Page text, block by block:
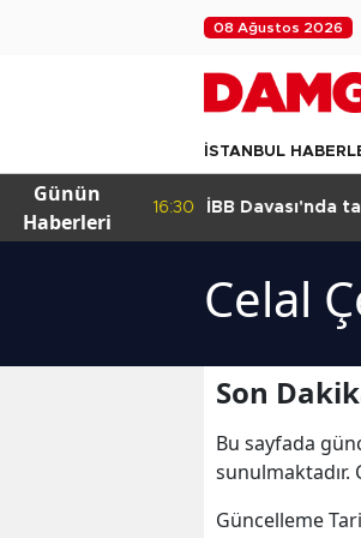
08 Ağustos 2026
İSTANBUL
Günün
Haberleri
16:30 İBB Davası'nda
Celal
Son
Bu sayfada
sunulmaktadır.
Güncelleme